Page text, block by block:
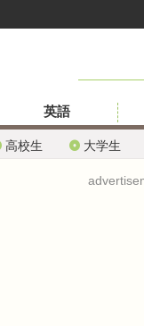
高校生 大学生
英語